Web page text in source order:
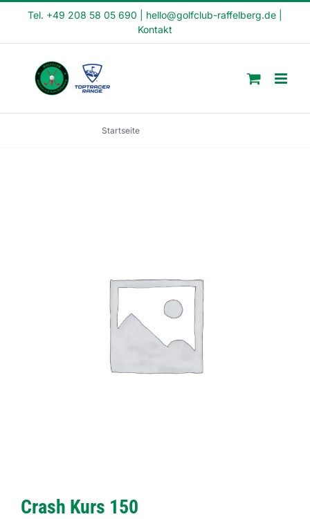
Tel. +49 208 58 05 690 hello@golfclub-raffelberg.de
Kontakt
Startseite
Crash Kurs 150